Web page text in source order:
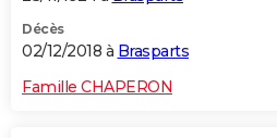
Décès
02/12/2018 à Brasparts
Famille CHAPERON